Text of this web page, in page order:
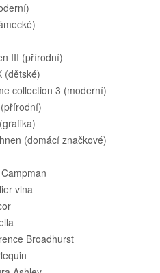
III (přírodní)
(dětské)
collection 3 (moderní)
(domácí značkové)
vlna
Broadhurst